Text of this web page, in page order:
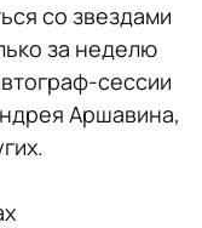
со звездами
за неделю
сессии
Аршавина,